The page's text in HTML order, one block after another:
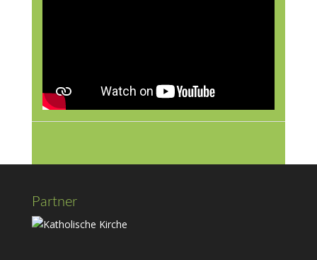
Partner